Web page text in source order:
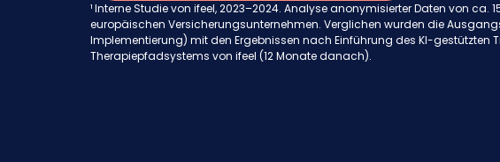
¹ Interne Studie von ifeel, 2023–2024. Analyse anonymisierter Daten von ca.
europäischen Versicherungsunternehmen. Verglichen wurden die
Implementierung) mit den Ergebnissen nach Einführung des KI-gestützten
Therapiepfadsystems von ifeel (12 Monate danach).